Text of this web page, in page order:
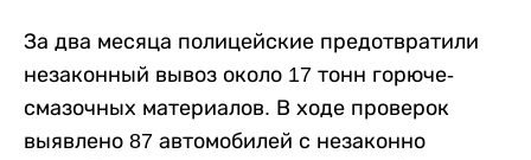
За два месяца полицейские предотвратили
незаконный вывоз около 17 тонн горюче-
смазочных материалов. В ходе проверок
выявлено 87 автомобилей с незаконно